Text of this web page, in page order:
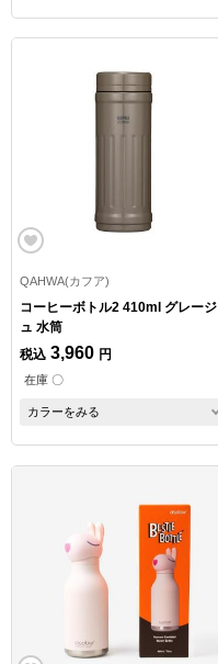
QAHWA(カフア)
コーヒーボトル2 410ml グレージ
ュ 水筒
税込 3,960 円
在庫 〇
カラーをみる